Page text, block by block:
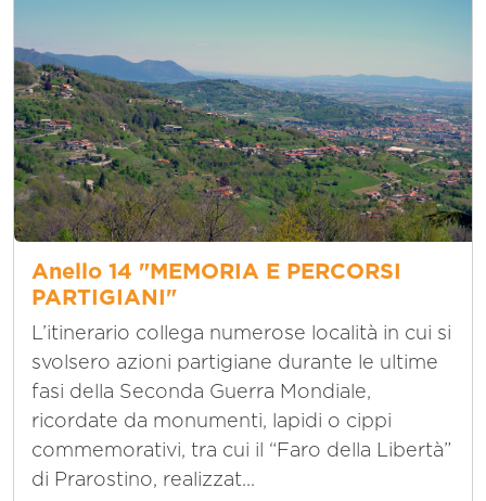
Anello 14 "MEMORIA E PERCORSI
PARTIGIANI"
L’itinerario collega numerose località in cui si
svolsero azioni partigiane durante le ultime
fasi della Seconda Guerra Mondiale,
ricordate da monumenti, lapidi o cippi
commemorativi, tra cui il “Faro della Libertà”
di Prarostino, realizzat...